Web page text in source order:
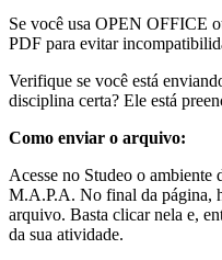
Se você usa OPEN OFFICE
PDF para evitar
Verifique se você está
disciplina certa? Ele está
Como enviar o arquivo:
Acesse no Studeo o
M.A.P.A. No final da página,
arquivo. Basta clicar nela e,
da sua atividade.